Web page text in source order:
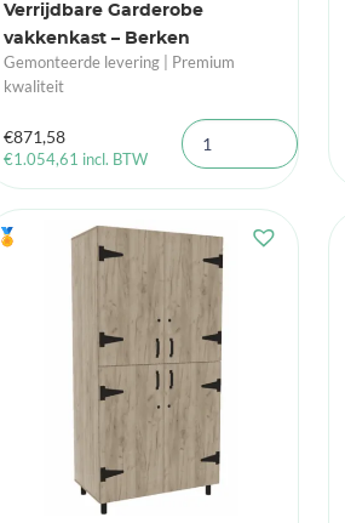
Verrijdbare Garderobe
vakkenkast – Berken
Gemonteerde levering | Premium
kwaliteit
€871,58
€1.054,61 incl. BTW
🏅